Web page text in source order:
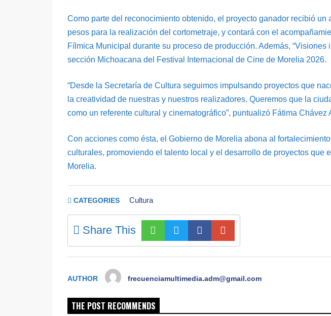
Como parte del reconocimiento obtenido, el proyecto ganador recibió un
pesos para la realización del cortometraje, y contará con el
Fílmica Municipal durante su proceso de producción. Además, “Visiones
sección Michoacana del Festival Internacional de Cine de Morelia 2026.
“Desde la Secretaría de Cultura seguimos impulsando proyectos que
la creatividad de nuestras y nuestros realizadores. Queremos que la
como un referente cultural y cinematográfico”, puntualizó Fátima Chávez
Con acciones como ésta, el Gobierno de Morelia abona al
culturales, promoviendo el talento local y el desarrollo de proyectos que
Morelia.
CATEGORIES Cultura
Share This
AUTHOR frecuenciamultimedia.adm@gmail.com
THE POST RECOMMENDS